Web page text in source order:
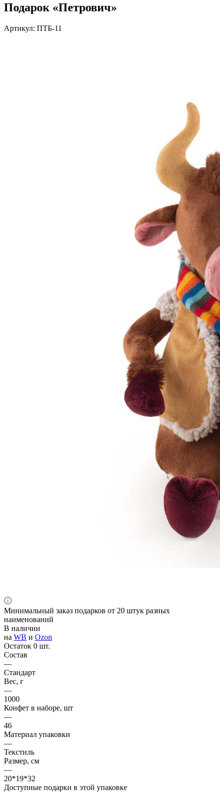
Подарок «Петрович»
Артикул: ПТБ-11
Минимальный заказ подарков от 20 штук разных
наименований
В наличии
на WB и Ozon
Остаток 0 шт.
Состав
—
Стандарт
Вес, г
—
1000
Конфет в наборе, шт
—
46
Материал упаковки
—
Текстиль
Размер, см
—
20*19*32
Доступные подарки в этой упаковке